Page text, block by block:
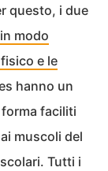
questo, i due
modo
e le
hanno un
faciliti
muscoli del
Tutti i